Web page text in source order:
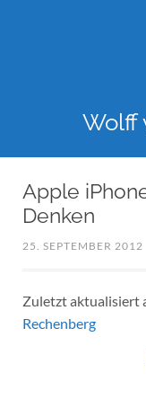
Wolff
Apple
Denken
25. SEPTEMBER 2012
Zuletzt aktualisiert
Rechenberg